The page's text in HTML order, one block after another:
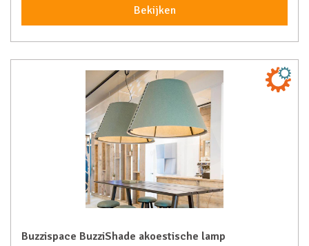
Bekijken
Buzzispace BuzziShade akoestische lamp